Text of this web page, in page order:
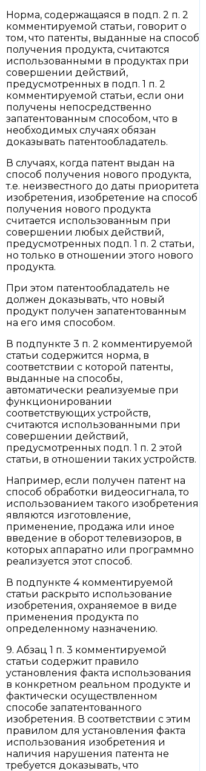
Норма, содержащаяся в подп. 2 п. 2
комментируемой статьи, говорит о
том, что патенты, выданные на способ
получения продукта, считаются
использованными в продуктах при
совершении действий,
предусмотренных в подп. 1 п. 2
комментируемой статьи, если они
получены непосредственно
запатентованным способом, что в
необходимых случаях обязан
доказывать патентообладатель.
В случаях, когда патент выдан на
способ получения нового продукта,
т.е. неизвестного до даты приоритета
изобретения, изобретение на способ
получения нового продукта
считается использованным при
совершении любых действий,
предусмотренных подп. 1 п. 2 статьи,
но только в отношении этого нового
продукта.
При этом патентообладатель не
должен доказывать, что новый
продукт получен запатентованным
на его имя способом.
В подпункте 3 п. 2 комментируемой
статьи содержится норма, в
соответствии с которой патенты,
выданные на способы,
автоматически реализуемые при
функционировании
соответствующих устройств,
считаются использованными при
совершении действий,
предусмотренных подп. 1 п. 2 этой
статьи, в отношении таких устройств.
Например, если получен патент на
способ обработки видеосигнала, то
использованием такого изобретения
являются изготовление,
применение, продажа или иное
введение в оборот телевизоров, в
которых аппаратно или программно
реализуется этот способ.
В подпункте 4 комментируемой
статьи раскрыто использование
изобретения, охраняемое в виде
применения продукта по
определенному назначению.
9. Абзац 1 п. 3 комментируемой
статьи содержит правило
установления факта использования
в конкретном реальном продукте и
фактически осуществленном
способе запатентованного
изобретения. В соответствии с этим
правилом для установления факта
использования изобретения и
наличия нарушения патента не
требуется доказывать, что